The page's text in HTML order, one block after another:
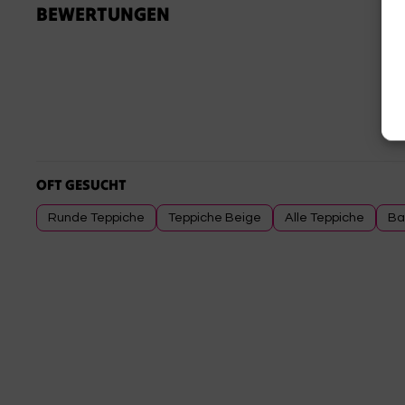
BEWERTUNGEN
OFT GESUCHT
Runde Teppiche Teppiche Beige Alle Teppiche